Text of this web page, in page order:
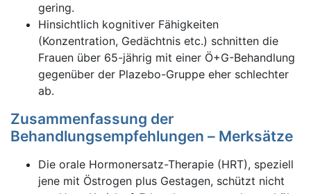
gering.
Hinsichtlich kognitiver Fähigkeiten
(Konzentration, Gedächtnis etc.) schnitten die
Frauen über 65-jährig mit einer Ö+G-Behandlung
gegenüber der Plazebo-Gruppe eher schlechter
ab.
Zusammenfassung der
Behandlungsempfehlungen – Merksätze
Die orale Hormonersatz-Therapie (HRT), speziell
jene mit Östrogen plus Gestagen, schützt nicht